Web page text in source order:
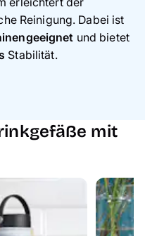
Reinigung. Dabei ist
und bietet
Stabilität.
mit